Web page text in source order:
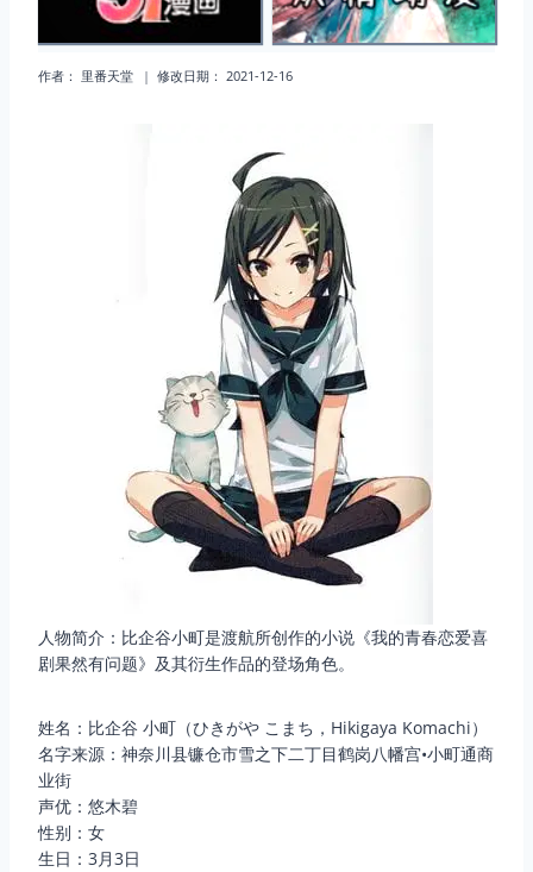
作者： 里番天堂 修改日期： 2021-12-16
人物简介：比企谷小町是渡航所创作的小说《我的青春恋爱喜
剧果然有问题》及其衍生作品的登场角色。
姓名：比企谷 小町（ひきがや こまち，Hikigaya Komachi）
名字来源：神奈川县镰仓市雪之下二丁目鹤岗八幡宫•小町通商
业街
声优：悠木碧
性别：女
生日：3月3日